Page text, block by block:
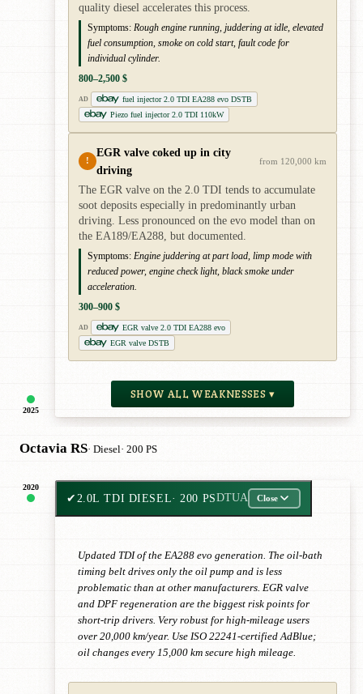
2025
quality diesel accelerates this process.
Symptoms: Rough engine running, juddering at idle, elevated
fuel consumption, smoke on cold start, fault code for
individual cylinder.
800–2,500 $
AD
fuel injector 2.0 TDI EA288 evo DSTB
Piezo fuel injector 2.0 TDI 110kW
!
EGR valve coked up in city
driving
from 120,000 km
The EGR valve on the 2.0 TDI tends to accumulate
soot deposits especially in predominantly urban
driving. Less pronounced on the evo model than on
the EA189/EA288, but documented.
Symptoms: Engine juddering at part load, limp mode with
reduced power, engine check light, black smoke under
acceleration.
300–900 $
AD
EGR valve 2.0 TDI EA288 evo
EGR valve DSTB
SHOW ALL WEAKNESSES ▾
Octavia RS· Diesel· 200 PS
2020
✔ 2.0L TDI DIESEL· 200 PSDTUA Close
Updated TDI of the EA288 evo generation. The oil-bath
timing belt drives only the oil pump and is less
problematic than at other manufacturers. EGR valve
and DPF regeneration are the biggest risk points for
short-trip drivers. Very robust for high-mileage users
over 20,000 km/year. Use ISO 22241-certified AdBlue;
oil changes every 15,000 km secure high mileage.